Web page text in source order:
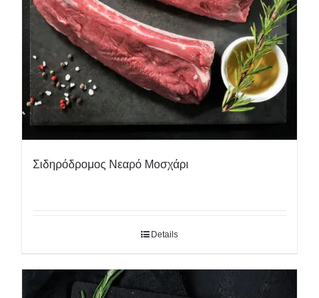
Σιδηρόδρομος Νεαρό Μοσχάρι
Details